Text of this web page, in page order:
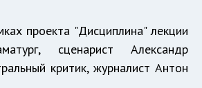
проекта "Дисциплина" лекции
сценарист Александр
критик, журналист Антон